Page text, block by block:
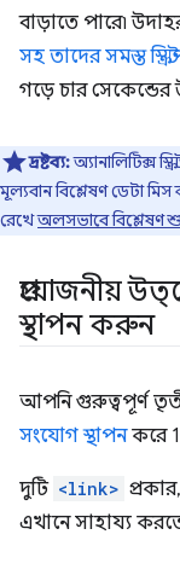
বাড়াতে পারে৷
সহ তাদের সমস্ত
গড়ে চার সেকেন্ডের
দ্রষ্টব্য:অ্যানালিটিক্স
মূল্যবান বিশ্লেষণ ডেটা
রেখেঅলসভাবে বিশ্লেষণ
প্রয়োজনীয়
স্থাপন করুন
আপনি গুরুত্বপূর্ণ
সংযোগ স্থাপনকরে
দুটি <link> প্রকার,
এখানে সাহায্য